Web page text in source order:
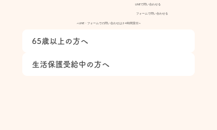
LINEで問い合わせる
フォームで問い合わせる
▲LINE・フォームでの問い合わせは24時間受付▲
65歳以上の方へ
生活保護受給中の方へ